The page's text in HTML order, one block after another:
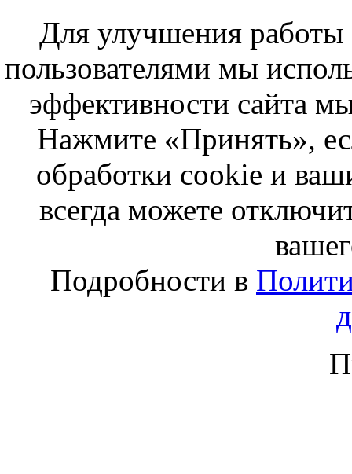
Для улучшения работы
пользователями мы
эффективности сайта
Нажмите «Принять»,
обработки cookie и
всегда можете
Подробности в